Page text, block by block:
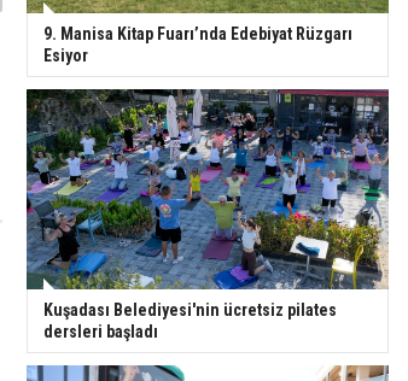
9. Manisa Kitap Fuarı’nda Edebiyat Rüzgarı
Esiyor
Kuşadası Belediyesi'nin ücretsiz pilates
dersleri başladı